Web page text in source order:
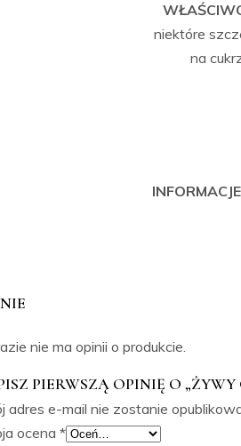
niektóre
na
nie ma opinii o produkcie.
PIERWSZĄ OPINIĘ O
adres e-mail nie zostanie
ocena *